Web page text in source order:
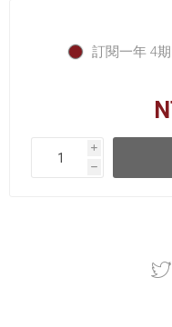
訂閱一年 4期
i
h